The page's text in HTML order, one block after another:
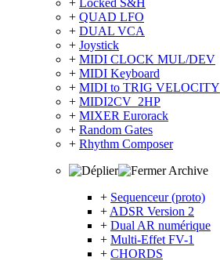
+ Locked S&H
+ QUAD LFO
+ DUAL VCA
+ Joystick
+ MIDI CLOCK MUL/DEV
+ MIDI Keyboard
+ MIDI to TRIG VELOCITY
+ MIDI2CV_2HP
+ MIXER Eurorack
+ Random Gates
+ Rhythm Composer
Archive
+ Sequenceur (proto)
+ ADSR Version 2
+ Dual AR numérique
+ Multi-Effet FV-1
+ CHORDS